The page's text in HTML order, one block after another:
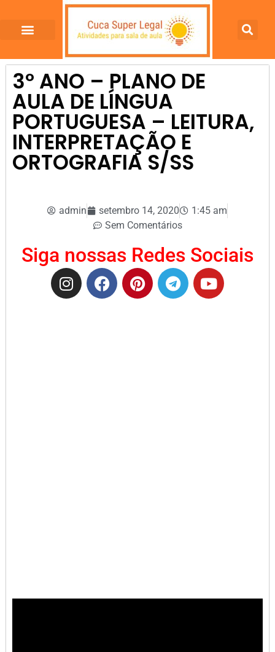
3º ANO – PLANO DE
AULA DE LÍNGUA
PORTUGUESA – LEITURA,
INTERPRETAÇÃO E
ORTOGRAFIA S/SS
admin setembro 14, 2020
1:45 am
Sem Comentários
Siga nossas Redes Sociais